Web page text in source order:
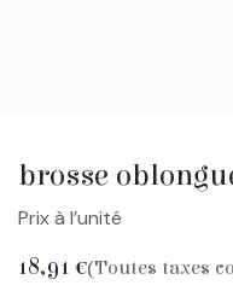
brosse
Prix à l’unité
18,91 €(Toutes taxes